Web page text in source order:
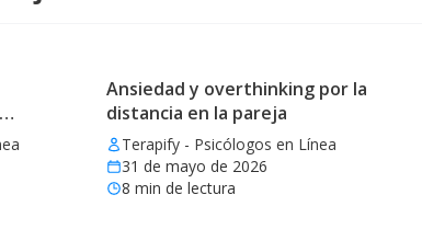
Ansiedad y overthinking por la
distancia en la pareja
Terapify - Psicólogos en Línea
31 de mayo de 2026
8 min de lectura